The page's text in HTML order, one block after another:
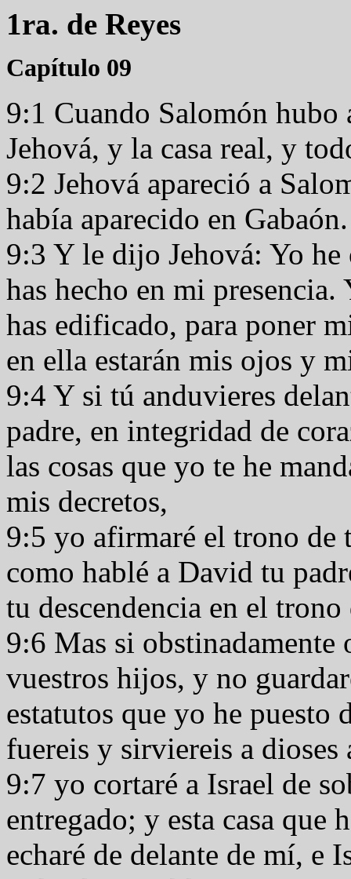
1ra. de Reyes
Capítulo 09
9:1 Cuando Salomón hubo
Jehová, y la casa real, y
9:2 Jehová apareció a
había aparecido en Gabaón.
9:3 Y le dijo Jehová: Yo
has hecho en mi presencia.
has edificado, para poner
en ella estarán mis ojos y
9:4 Y si tú anduvieres
padre, en integridad de
las cosas que yo te he
mis decretos,
9:5 yo afirmaré el trono de
como hablé a David tu
tu descendencia en el trono
9:6 Mas si obstinadamente
vuestros hijos, y no
estatutos que yo he puesto
fuereis y sirviereis a
9:7 yo cortaré a Israel de
entregado; y esta casa
echaré de delante de mí, e